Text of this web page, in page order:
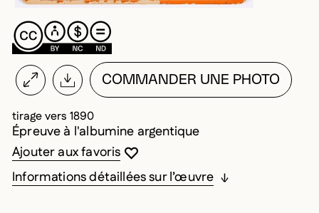
COMMANDER UNE PHOTO
tirage vers 1890
Épreuve à l'albumine argentique
Vous devez être connecté pour ajouter
Fermer la modale
Ouvrir la modale
Ajouter aux favoris
Informations détaillées sur l’œuvre